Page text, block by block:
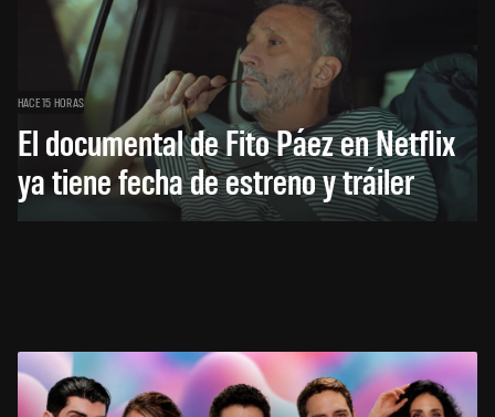
HACE 15 HORAS
El documental de Fito Páez en Netflix
ya tiene fecha de estreno y tráiler